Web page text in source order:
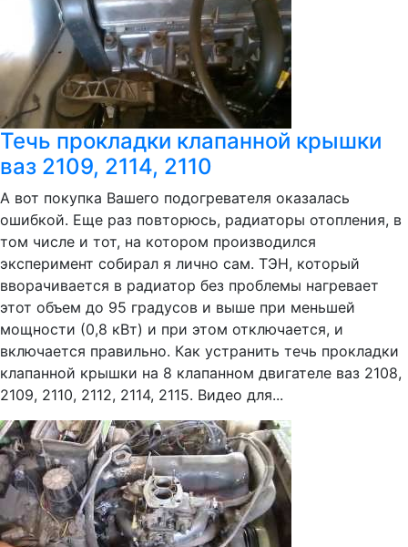
Течь прокладки клапанной крышки
ваз 2109, 2114, 2110
А вот покупка Вашего подогревателя оказалась
ошибкой. Еще раз повторюсь, радиаторы отопления, в
том числе и тот, на котором производился
эксперимент собирал я лично сам. ТЭН, который
вворачивается в радиатор без проблемы нагревает
этот объем до 95 градусов и выше при меньшей
мощности (0,8 кВт) и при этом отключается, и
включается правильно. Как устранить течь прокладки
клапанной крышки на 8 клапанном двигателе ваз 2108,
2109, 2110, 2112, 2114, 2115. Видео для...